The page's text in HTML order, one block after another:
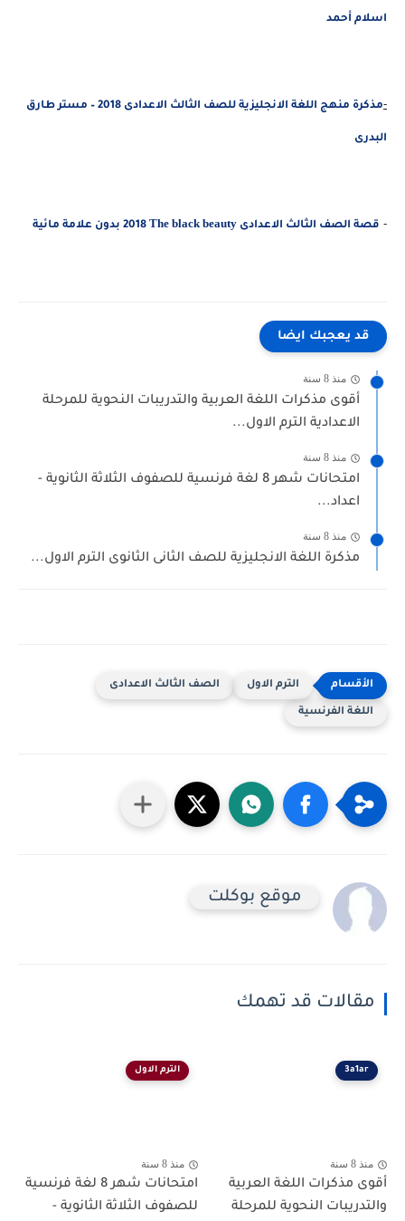
اسلام أحمد
- مذكرة منهج اللغة الانجليزية للصف الثالث الاعدادى 2018 – مستر طارق
البدرى
- قصة الصف الثالث الاعدادى The black beauty
قد يعجبك ايضا
منذ 8 سنة
أقوى مذكرات اللغة العربية والتدريبات النحوية للمرحلة
الاعدادية الترم الاول...
منذ 8 سنة
امتحانات شهر 8 لغة فرنسية للصفوف الثلاثة الثانوية -
اعداد...
منذ 8 سنة
مذكرة اللغة الانجليزية للصف الثانى الثانوى الترم الاول...
الترم الاول الصف الثالث الاعدادى
اللغة الفرنسية
موقع بوكلت
مقالات قد تهمك
3a1ar
منذ 8 سنة
أقوى مذكرات اللغة العربية
والتدريبات النحوية للمرحلة
الترم الاول
منذ 8 سنة
امتحانات شهر 8 لغة فرنسية
للصفوف الثلاثة الثانوية -